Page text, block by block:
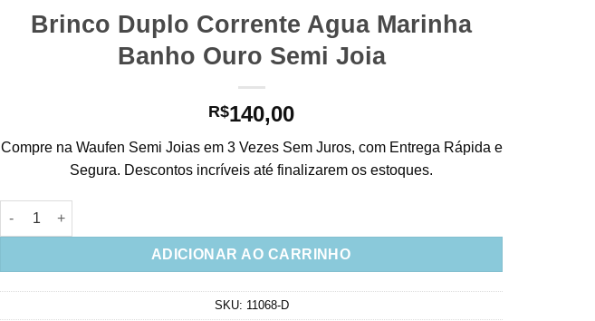
Brinco Duplo Corrente Agua Marinha
Banho Ouro Semi Joia
R$140,00
Compre na Waufen Semi Joias em 3 Vezes Sem Juros, com Entrega Rápida e
Segura. Descontos incríveis até finalizarem os estoques.
Brinco Duplo Corrente Agua Marinha Banho Ouro Semi Joia quantidade
ADICIONAR AO CARRINHO
SKU: 11068-D